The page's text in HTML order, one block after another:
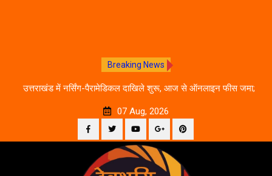
Breaking News
उत्तराखंड में नर्सिंग-पैरामेडिकल दाखिले शुरू, आज से ऑनलाइन फीस जमा;
07 Aug, 2026
Facebook
TwitterYouTubePlus
Google